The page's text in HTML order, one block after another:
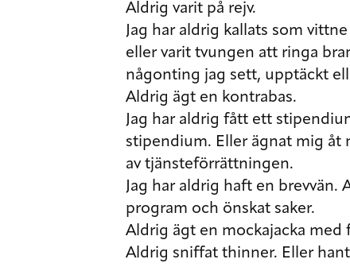
Aldrig varit på rejv.
Jag har aldrig kallats som
eller varit tvungen att ringa
någonting jag sett, upptäckt
Aldrig ägt en kontrabas.
Jag har aldrig fått ett
stipendium. Eller ägnat mig åt
av tjänsteförrättningen.
Jag har aldrig haft en brevvän.
program och önskat saker.
Aldrig ägt en mockajacka med
Aldrig sniffat thinner. Eller